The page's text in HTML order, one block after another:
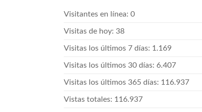
Visitantes en línea: 0
Visitas de hoy: 38
Visitas los últimos 7 días: 1.169
Visitas los últimos 30 días: 6.407
Visitas los últimos 365 días: 116.937
Vistas totales: 116.937